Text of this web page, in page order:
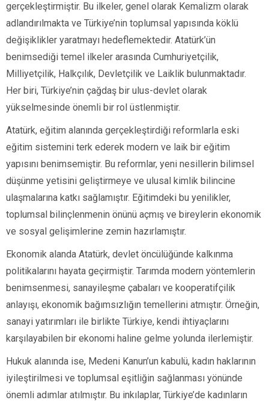
gerçekleştirmiştir. Bu ilkeler, genel olarak Kemalizm olarak
adlandırılmakta ve Türkiye’nin toplumsal yapısında köklü
değişiklikler yaratmayı hedeflemektedir. Atatürk’ün
benimsediği temel ilkeler arasında Cumhuriyetçilik,
Milliyetçilik, Halkçılık, Devletçilik ve Laiklik bulunmaktadır.
Her biri, Türkiye’nin çağdaş bir ulus-devlet olarak
yükselmesinde önemli bir rol üstlenmiştir.
Atatürk, eğitim alanında gerçekleştirdiği reformlarla eski
eğitim sistemini terk ederek modern ve laik bir eğitim
yapısını benimsemiştir. Bu reformlar, yeni nesillerin bilimsel
düşünme yetisini geliştirmeye ve ulusal kimlik bilincine
ulaşmalarına katkı sağlamıştır. Eğitimdeki bu yenilikler,
toplumsal bilinçlenmenin önünü açmış ve bireylerin ekonomik
ve sosyal gelişimlerine zemin hazırlamıştır.
Ekonomik alanda Atatürk, devlet öncülüğünde kalkınma
politikalarını hayata geçirmiştir. Tarımda modern yöntemlerin
benimsenmesi, sanayileşme çabaları ve kooperatifçilik
anlayışı, ekonomik bağımsızlığın temellerini atmıştır. Örneğin,
sanayi yatırımları ile birlikte Türkiye, kendi ihtiyaçlarını
karşılayabilen bir ekonomi haline gelme yolunda ilerlemiştir.
Hukuk alanında ise, Medeni Kanun’un kabulü, kadın haklarının
iyileştirilmesi ve toplumsal eşitliğin sağlanması yönünde
önemli adımlar atılmıştır. Bu inkılaplar, Türkiye’de kadınların